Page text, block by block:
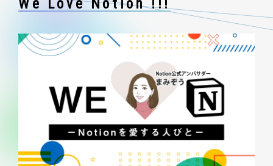
We Love Notion !!!